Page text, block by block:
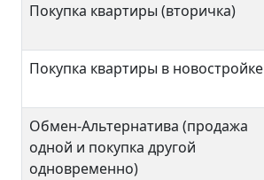
Покупка квартиры (вторичка)
Покупка квартиры в новостройке
Обмен-Альтернатива (продажа
одной и покупка другой
одновременно)